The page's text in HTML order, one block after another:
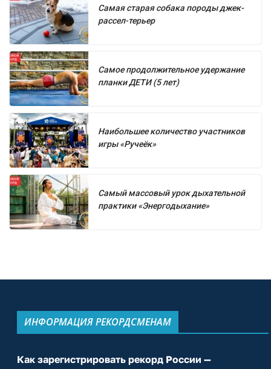
Самая старая собака породы джек-
рассел-терьер
Самое продолжительное удержание
планки ДЕТИ (5 лет)
Наибольшее количество участников
игры «Ручеёк»
Самый массовый урок дыхательной
практики «Энергодыхание»
ИНФОРМАЦИЯ РЕКОРДСМЕНАМ
Как зарегистрировать рекорд России —